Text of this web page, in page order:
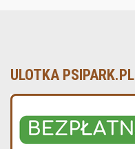
ULOTKA PSIPARK.PL